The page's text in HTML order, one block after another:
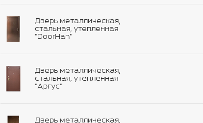
Дверь металлическая,
стальная, утепленная
"DoorHan"
Дверь металлическая,
стальная, утепленная
"Аргус"
Дверь металлическая,